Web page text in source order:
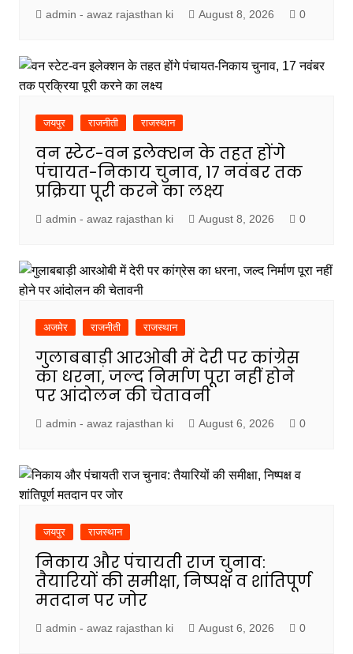
admin - awaz rajasthan ki August 8, 2026 0
जयपुर राजनीती राजस्थान
वन स्टेट-वन इलेक्शन के तहत होंगे
पंचायत-निकाय चुनाव, 17 नवंबर तक
प्रक्रिया पूरी करने का लक्ष्य
admin - awaz rajasthan ki August 8, 2026 0
अजमेर राजनीती राजस्थान
गुलाबबाड़ी आरओबी में देरी पर कांग्रेस
का धरना, जल्द निर्माण पूरा नहीं होने
पर आंदोलन की चेतावनी
admin - awaz rajasthan ki August 6, 2026 0
जयपुर राजस्थान
निकाय और पंचायती राज चुनाव:
तैयारियों की समीक्षा, निष्पक्ष व शांतिपूर्ण
मतदान पर जोर
admin - awaz rajasthan ki August 6, 2026 0